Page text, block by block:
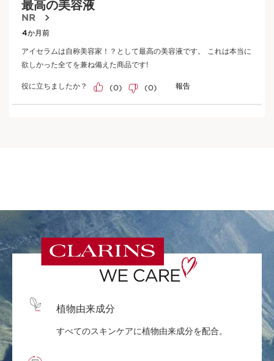
植物由来成分
すべてのスキンケアに植物由来成分を配合。